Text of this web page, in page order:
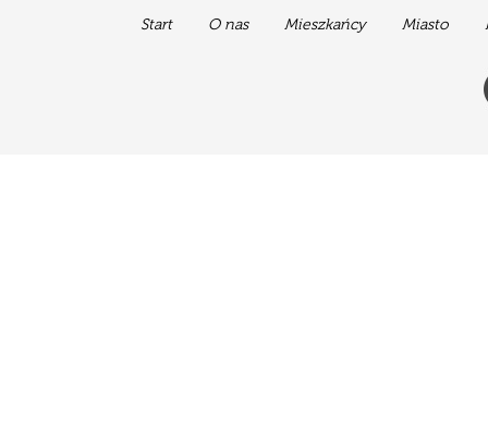
Start O nas Mieszkańcy Miasto